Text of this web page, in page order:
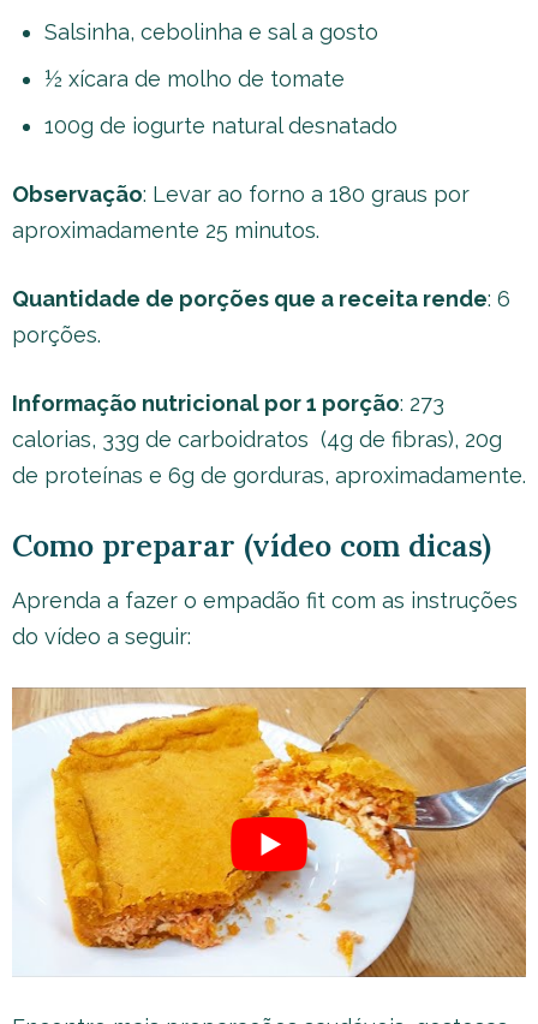
Salsinha, cebolinha e sal a gosto
½ xícara de molho de tomate
100g de iogurte natural desnatado
Observação: Levar ao forno a 180 graus por
aproximadamente 25 minutos.
Quantidade de porções que a receita rende: 6
porções.
Informação nutricional por 1 porção: 273
calorias, 33g de carboidratos (4g de fibras), 20g
de proteínas e 6g de gorduras, aproximadamente.
Como preparar (vídeo com dicas)
Aprenda a fazer o empadão fit com as instruções
do vídeo a seguir: